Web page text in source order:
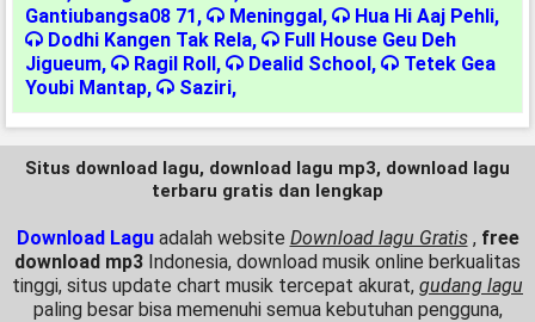
Gantiubangsa08 71, Meninggal, Hua Hi Aaj Pehli,
Dodhi Kangen Tak Rela,
Full House Geu Deh
Jigueum, Ragil Roll, Dealid School,
Tetek Gea
Youbi Mantap, Saziri,
Situs download lagu, download lagu mp3, download lagu
terbaru gratis dan lengkap
Download Lagu adalah website Download lagu Gratis , free
download mp3 Indonesia, download musik online berkualitas
tinggi, situs update chart musik tercepat akurat, gudang lagu
paling besar bisa memenuhi semua kebutuhan pengguna,